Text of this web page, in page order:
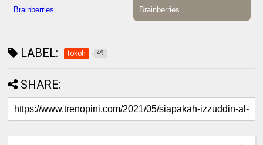
LABEL: tokoh 49
SHARE: